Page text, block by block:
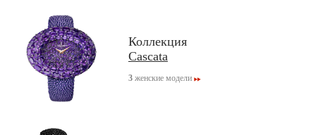
Коллекция
Cascata
3женские модели